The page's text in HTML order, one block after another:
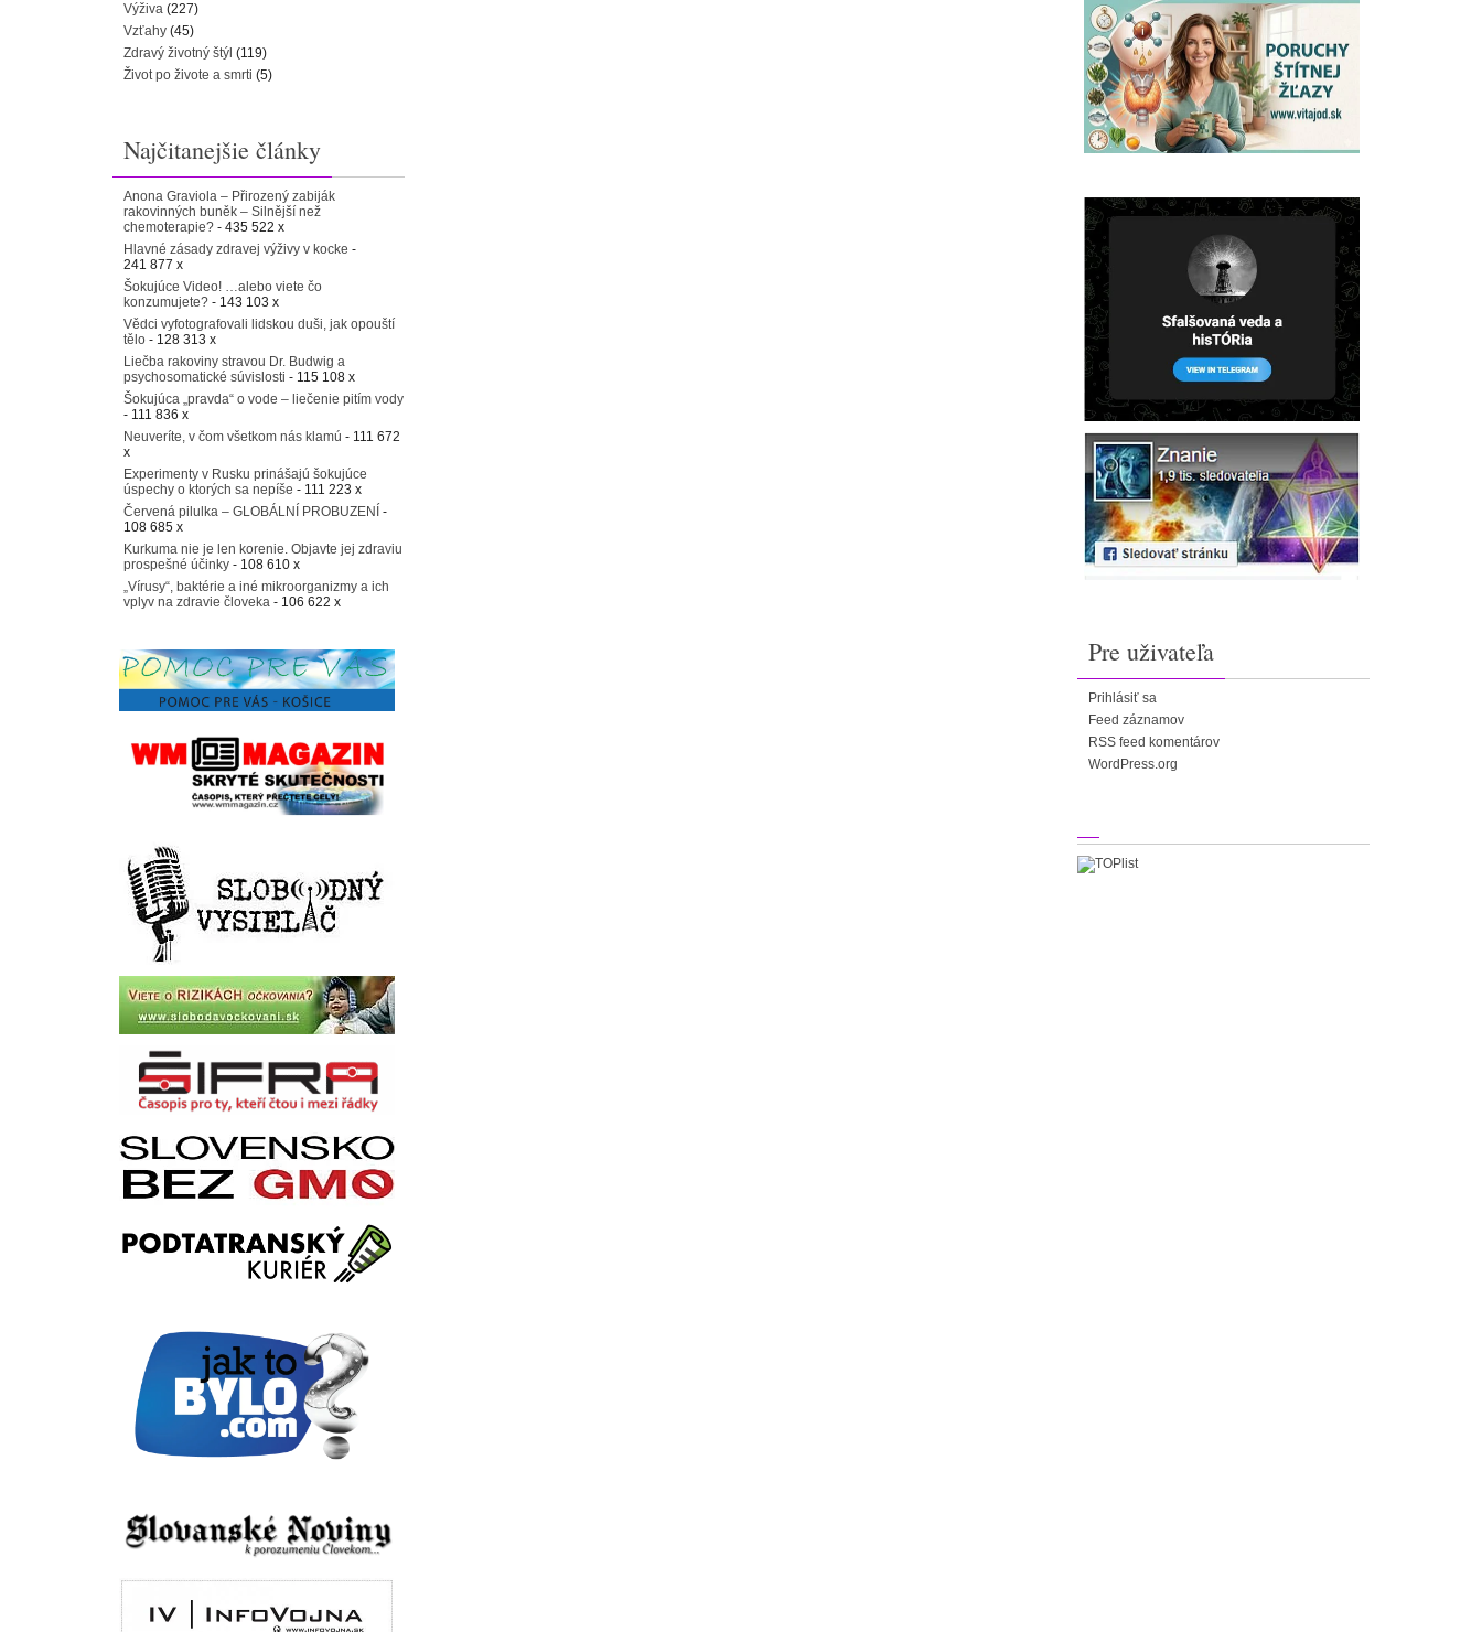
Výživa (227)
Vzťahy (45)
Zdravý životný štýl (119)
Život po živote a smrti (5)
Najčitanejšie články
Anona Graviola – Přirozený zabiják
rakovinných buněk – Silnější než
chemoterapie? - 435 522 x
Hlavné zásady zdravej výživy v kocke -
241 877 x
Šokujúce Video! …alebo viete čo
konzumujete? - 143 103 x
Vědci vyfotografovali lidskou duši, jak opouští
tělo - 128 313 x
Liečba rakoviny stravou Dr. Budwig a
psychosomatické súvislosti - 115 108 x
Šokujúca „pravda“ o vode – liečenie pitím vody
- 111 836 x
Neuveríte, v čom všetkom nás klamú - 111 672
x
Experimenty v Rusku prinášajú šokujúce
úspechy o ktorých sa nepíše - 111 223 x
Červená pilulka – GLOBÁLNÍ PROBUZENÍ -
108 685 x
Kurkuma nie je len korenie. Objavte jej zdraviu
prospešné účinky - 108 610 x
„Vírusy“, baktérie a iné mikroorganizmy a ich
vplyv na zdravie človeka - 106 622 x
Pre uživateľa
Prihlásiť sa
Feed záznamov
RSS feed komentárov
WordPress.org